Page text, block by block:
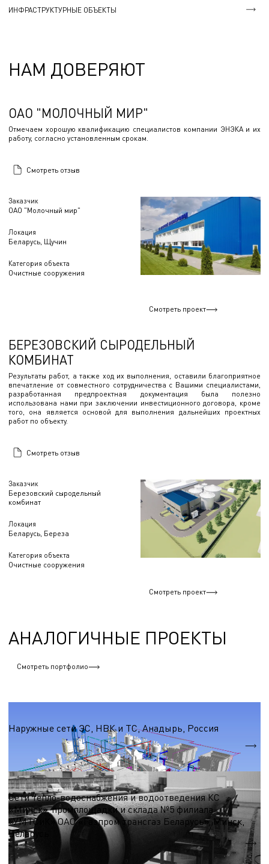
ИНФРАСТРУКТУРНЫЕ ОБЪЕКТЫ
НАМ ДОВЕРЯЮТ
Заказчик
ОАО "Молочный мир"
Локация
Беларусь, Щучин
Категория объекта
Очистные сооружения
ОАО "МОЛОЧНЫЙ МИР"
Отмечаем хорошую квалификацию специалистов компании ЭНЭКА и их
работу, согласно установленным срокам.
Смотреть отзыв
Смотреть проект
Заказчик
Березовский сыродельный
комбинат
Локация
Беларусь, Береза
Категория объекта
Очистные сооружения
БЕРЕЗОВСКИЙ СЫРОДЕЛЬНЫЙ
КОМБИНАТ
Результаты работ, а также ход их выполнения, оставили благоприятное
впечатление от совместного сотрудничества с Вашими специалистами,
разработанная предпроектная документация была полезно
использована нами при заключении инвестиционного договора, кроме
того, она является основой для выполнения дальнейших проектных
работ по объекту.
Смотреть отзыв
Смотреть проект
АНАЛОГИЧНЫЕ ПРОЕКТЫ
Смотреть портфолио
Наружные сети ЭС, НВК и ТС, Анадырь, Россия
Сети теплоснабжения - 2250 м.
Сети водоснабжения - 3770 м.
Сети (тепло-, водо-, электро-, газоснабжения)
Сети тепло-водоснабжения и водоотведения КС
«Минск», промплощадки и склада №5 филиала
«УМТСиК» ОАО «Газпром трансгаз Беларусь», Минск,
Беларусь
Общая площадь сетей - 37198 м.